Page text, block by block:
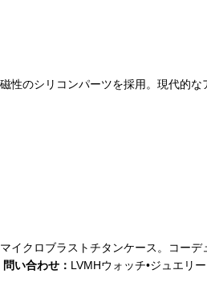
性のシリコンパーツを採用。現代的な
イクロブラストチタンケース。コーデ
問い合わせ： LVMHウォッチ•ジュエリ